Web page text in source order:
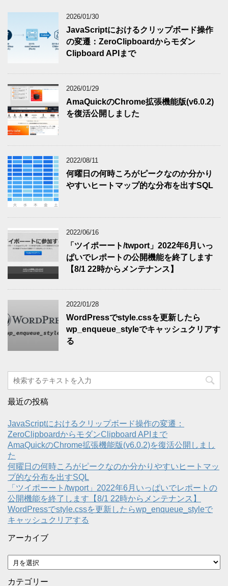
2026/01/30
JavaScriptにおけるクリップボード操作
の変遷：ZeroClipboardからモダン
Clipboard APIまで
2026/01/29
AmaQuickのChrome拡張機能版(v6.0.2)
を復活公開しました
2022/08/11
何曜日の何時ころがピークなのか分かり
やすいヒートマップ的な分布を出すSQL
2022/06/16
「ツイポーート/twport」2022年6月いっ
ぱいでレポートの公開機能を終了します
【8/1 22時からメンテナンス】
2022/01/28
WordPressでstyle.cssを更新したら
wp_enqueue_styleでキャッシュクリアす
る
最近の投稿
JavaScriptにおけるクリップボード操作の変遷：
ZeroClipboardからモダンClipboard APIまで
AmaQuickのChrome拡張機能版(v6.0.2)を復活公開しまし
た
何曜日の何時ころがピークなのか分かりやすいヒートマッ
プ的な分布を出すSQL
「ツイポーート/twport」2022年6月いっぱいでレポートの
公開機能を終了します【8/1 22時からメンテナンス】
WordPressでstyle.cssを更新したらwp_enqueue_styleで
キャッシュクリアする
アーカイブ
ア
ー
カ
カテゴリー